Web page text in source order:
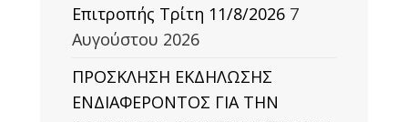
Επιτροπής Τρίτη 11/8/2026 7
Αυγούστου 2026
ΠΡΟΣΚΛΗΣΗ ΕΚΔΗΛΩΣΗΣ
ΕΝΔΙΑΦΕΡΟΝΤΟΣ ΓΙΑ ΤΗΝ